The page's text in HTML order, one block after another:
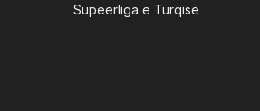
Supeerliga e Turqisë